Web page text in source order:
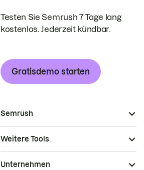
Testen Sie Semrush 7 Tage lang
kostenlos. Jederzeit kündbar.
Gratisdemo starten
Semrush
Weitere Tools
Unternehmen